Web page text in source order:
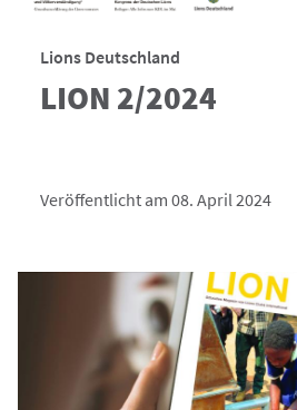
Lions Deutschland
LION 2/2024
Veröffentlicht am 08. April 2024